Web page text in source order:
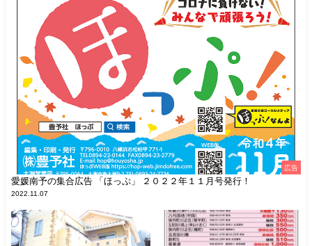
広告
愛媛南予の集合広告 「ほっぷ」 ２０２２年１１月号発行！
2022.11.07